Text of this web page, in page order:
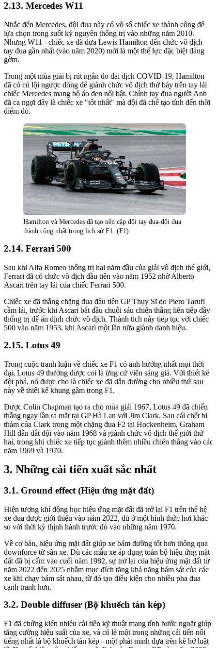
Mercedes W11
Nhắc đến Mercedes, đội đua này có vô số chiếc xe thành công để
lựa chọn trong suốt kỷ nguyên thống trị vào những năm 2010.
Nhưng W11 - chiếc xe đã đưa Lewis Hamilton đến chức vô địch
tay đua gần nhất (vào năm 2020) mới là một thế lực đặc biệt đáng
gờm.
Trong một mùa giải bị rút ngắn do đại dịch COVID-19, Hamilton
đã có cú lội ngược dòng để giành chức vô địch thứ bảy trên tay lái
chiếc Mercedes mang bộ áo đen nổi bật. Chính tay đua người Anh
đã ca ngợi đây là chiếc xe "tốt nhất" mà đội đã chế tạo tính đến thời
điểm đó.
Hamilton và Mercedes đã tạo nên cặp đôi tay đua-đội đua
thành công nhất trong lịch sử F1. (F1)
Ferrari 500
Sau khi Alfa Romeo thống trị hai năm đầu của giải vô địch thế giới,
Ferrari đã có chức vô địch đầu tiên vào năm 1952 nhờ Alberto
Ascari trên tay lái của chiếc Ferrari 500.
Chiếc xe đã thắng chặng đua đầu tiên GP Thụy Sĩ do Piero Tarufi
cầm lái, trước khi Ascari bắt đầu chuỗi sáu chiến thắng liên tiếp đầy
thống trị để ấn định chức vô địch. Thành tích này tiếp tục với chiếc
500 vào năm 1953, khi Ascari một lần nữa giành danh hiệu.
Lotus 49
Trong cuộc tranh luận về chiếc xe F1 có ảnh hưởng nhất mọi thời
đại, Lotus 49 thường được coi là ứng cử viên sáng giá. Với thiết kế
đột phá, nó được cho là chiếc xe đã dẫn đường cho nhiều thứ sau
này về thiết kế khung gầm trong F1.
Được Colin Chapman tạo ra cho mùa giải 1967, Lotus 49 đã chiến
thắng ngay lần ra mắt tại GP Hà Lan với Jim Clark. Sau cái chết bi
thảm của Clark trong một chặng đua F2 tại Hockenheim, Graham
Hill dẫn dắt đội vào năm 1968 và giành chức vô địch thế giới thứ
hai, trong khi chiếc xe tiếp tục giành thêm nhiều chiến thắng vào các
năm 1969 và 1970.
Những cải tiến xuất sắc nhất
Ground effect (Hiệu ứng mặt đất)
Hiện tượng khí động học hiệu ứng mặt đất đã trở lại F1 trên thế hệ
xe đua được giới thiệu vào năm 2022, dù ở một hình thức hơi khác
so với thời kỳ thịnh hành trước đó vào những năm 1970.
Về cơ bản, hiệu ứng mặt đất giúp xe bám đường tốt hơn thông qua
downforce từ sàn xe. Dù các mẫu xe áp dụng toàn bộ hiệu ứng mặt
đất đã bị cấm vào cuối năm 1982, sự trở lại của hiệu ứng mặt đất từ
năm 2022 đến 2025 nhằm mục đích tăng khả năng bám sát của các
xe khi chạy bám sát nhau, từ đó tạo điều kiện cho nhiều pha đua
cạnh tranh hơn.
Double diffuser (Bộ khuếch tán kép)
F1 đã chứng kiến nhiều cải tiến kỹ thuật mang tính bước ngoặt giúp
tăng cường hiệu suất của xe, và có lẽ một trong những cải tiến nổi
tiếng nhất là bộ khuếch tán kép - một phát minh dựa trên kẽ hở luật